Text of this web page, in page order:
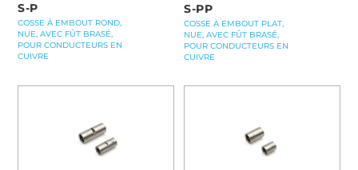
S-P
COSSE À EMBOUT ROND,
NUE, AVEC FÛT BRASÉ,
POUR CONDUCTEURS EN
CUIVRE
S-PP
COSSE À EMBOUT PLAT,
NUE, AVEC FÛT BRASÉ,
POUR CONDUCTEURS EN
CUIVRE